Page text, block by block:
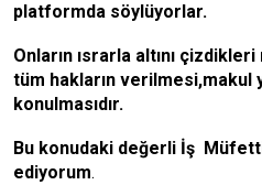
platformda söylüyorlar.
Onların ısrarla altını
tüm hakların verilmesi,makul
konulmasıdır.
Bu konudaki değerli İş
ediyorum.